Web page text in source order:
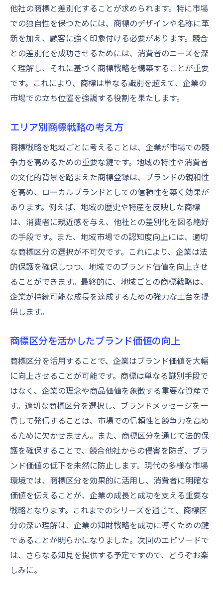
他社の商標と差別化することが求められます。特に市場
での独自性を保つためには、商標のデザインや名称に革
新を加え、顧客に強く印象付ける必要があります。競合
との差別化を成功させるためには、消費者のニーズを深
く理解し、それに基づく商標戦略を構築することが重要
です。これにより、商標は単なる識別を超えて、企業の
市場での立ち位置を強調する役割を果たします。
エリア別商標戦略の考え方
商標戦略を地域ごとに考えることは、企業が市場での競
争力を高めるための重要な鍵です。地域の特性や消費者
の文化的背景を踏まえた商標登録は、ブランドの親和性
を高め、ローカルブランドとしての信頼性を築く効果が
あります。例えば、地域の歴史や特産を反映した商標
は、消費者に親近感を与え、他社との差別化を図る絶好
の手段です。また、地域市場での認知度向上には、適切
な商標区分の選択が不可欠です。これにより、企業は法
的保護を確保しつつ、地域でのブランド価値を向上させ
ることができます。最終的に、地域ごとの商標戦略は、
企業が持続可能な成長を達成するための強力な土台を提
供します。
商標区分を活かしたブランド価値の向上
商標区分を活用することで、企業はブランド価値を大幅
に向上させることが可能です。商標は単なる識別手段で
はなく、企業の理念や商品価値を象徴する重要な資産で
す。適切な商標区分を選択し、ブランドメッセージを一
貫して発信することは、市場での信頼性と競争力を高め
るために欠かせません。また、商標区分を通じて法的保
護を確保することで、競合他社からの侵害を防ぎ、ブラ
ンド価値の低下を未然に防止します。現代の多様な市場
環境では、商標区分を効果的に活用し、消費者に明確な
価値を伝えることが、企業の成長と成功を支える重要な
戦略となります。これまでのシリーズを通じて、商標区
分の深い理解は、企業の知財戦略を成功に導くための鍵
であることが明らかになりました。次回のエピソードで
は、さらなる知見を提供する予定ですので、どうぞお楽
しみに。